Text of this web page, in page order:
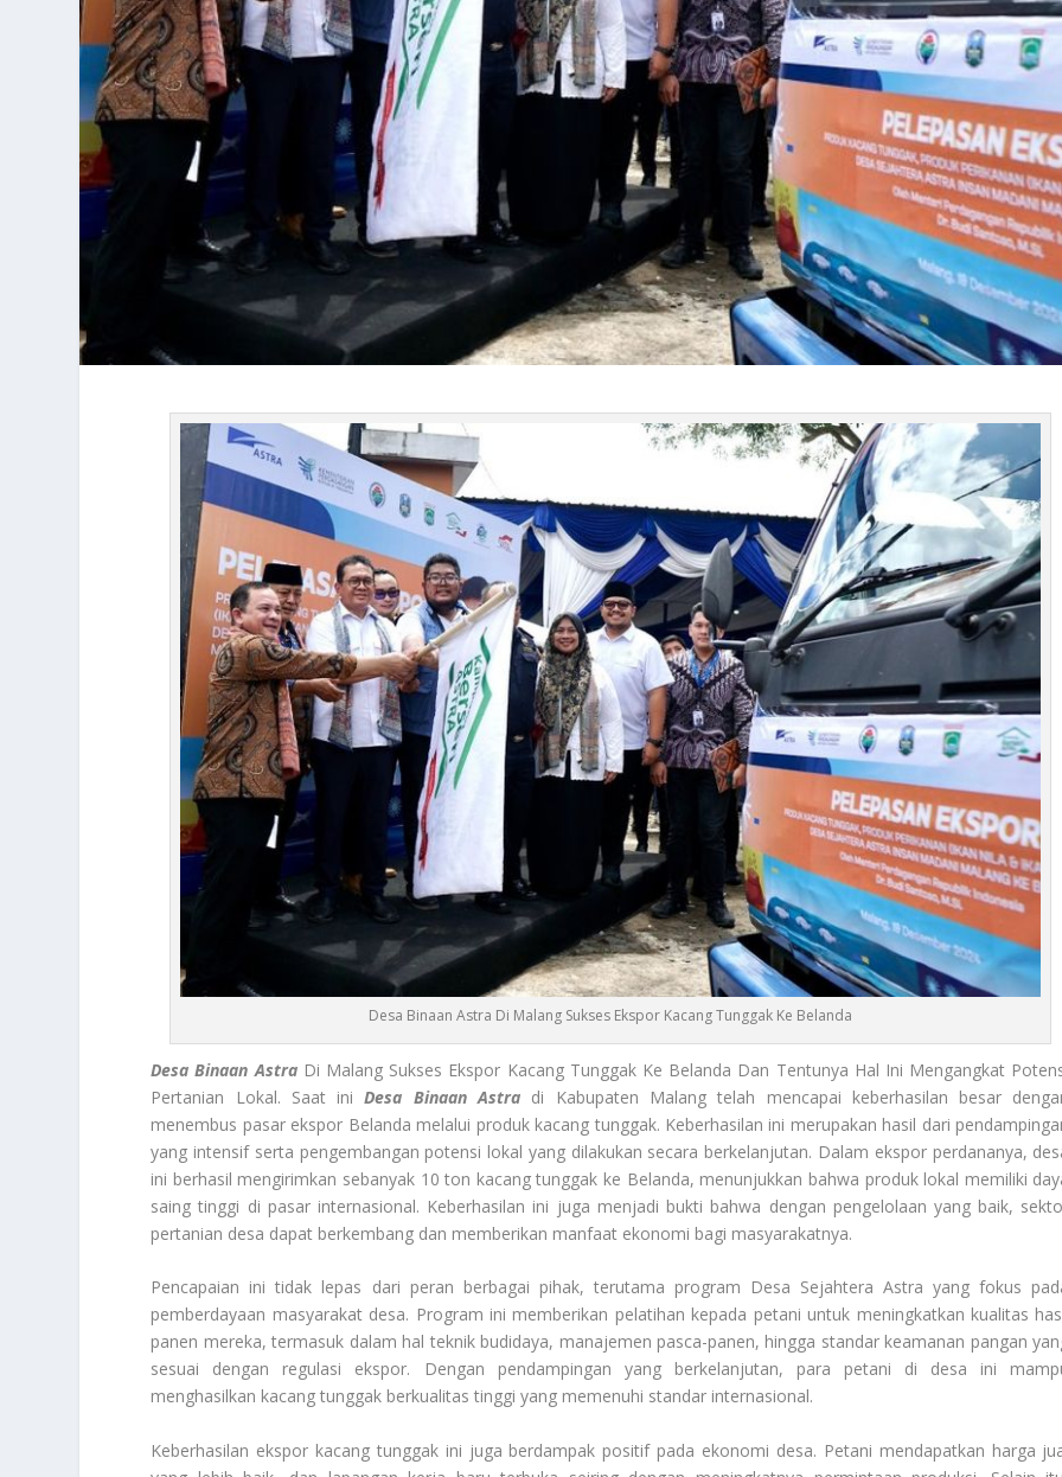
Desa Binaan Astra Di Malang Sukses Ekspor Kacang Tunggak Ke Belanda
Desa Binaan AstraDi Malang Sukses Ekspor Kacang Tunggak Ke Belanda Dan Tentunya Hal Ini Mengangkat
Pertanian Lokal. Saat iniDesa Binaan Astra di Kabupaten Malang telah mencapai keberhasilan besar
menembus pasar ekspor Belanda melalui produk kacang tunggak. Keberhasilan ini merupakan hasil dari
yang intensif serta pengembangan potensi lokal yang dilakukan secara berkelanjutan. Dalam ekspor perdananya,
ini berhasil mengirimkan sebanyak 10 ton kacang tunggak ke Belanda, menunjukkan bahwa produk lokal memiliki
saing tinggi di pasar internasional. Keberhasilan ini juga menjadi bukti bahwa dengan pengelolaan yang baik,
pertanian desa dapat berkembang dan memberikan manfaat ekonomi bagi masyarakatnya.
Pencapaian ini tidak lepas dari peran berbagai pihak, terutama program Desa Sejahtera Astra yang fokus
pemberdayaan masyarakat desa. Program ini memberikan pelatihan kepada petani untuk meningkatkan kualitas
panen mereka, termasuk dalam hal teknik budidaya, manajemen pasca-panen, hingga standar keamanan pangan
sesuai dengan regulasi ekspor. Dengan pendampingan yang berkelanjutan, para petani di desa ini
menghasilkan kacang tunggak berkualitas tinggi yang memenuhi standar internasional.
Keberhasilan ekspor kacang tunggak ini juga berdampak positif pada ekonomi desa. Petani mendapatkan harga